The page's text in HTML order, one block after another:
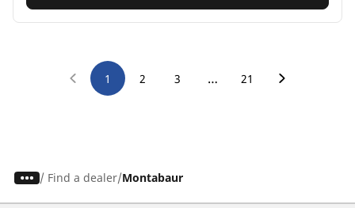
1 2 3 … 21
/ Find a dealer Montabaur